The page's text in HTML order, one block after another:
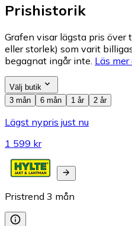
Prishistorik
Grafen visar lägsta pris över
eller storlek) som varit
begagnat ingår inte. Läs
Välj butik
3 mån
6 mån 1 år 2 år
Lägst nypris just nu
1 599 kr
Pristrend 3 mån